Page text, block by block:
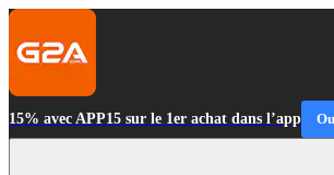
15% avec APP15 sur le 1er achat dans l’app